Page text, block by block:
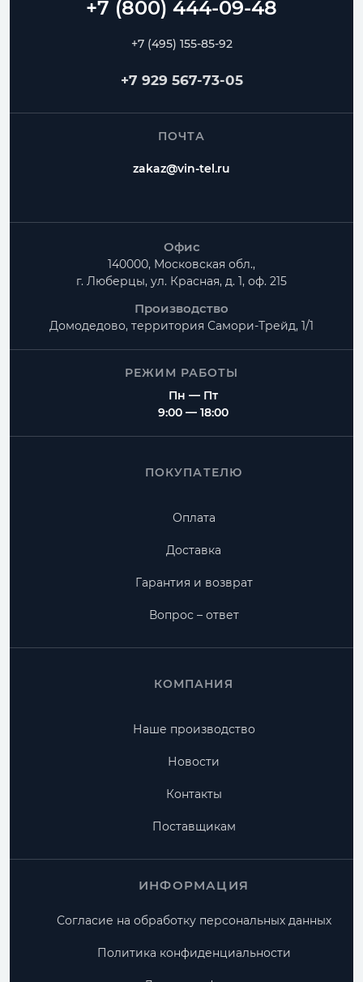
+7 (495) 155-85-92
+7 929 567-73-05
ПОЧТА
zakaz@vin-tel.ru
Офис
140000, Московская обл.,
г. Люберцы, ул. Красная, д. 1, оф. 215
Производство
Домодедово, территория Самори-Трейд, 1/1
РЕЖИМ РАБОТЫ
Пн — Пт
9:00 — 18:00
ПОКУПАТЕЛЮ
Оплата
Доставка
Гарантия и возврат
Вопрос – ответ
КОМПАНИЯ
Наше производство
Новости
Контакты
Поставщикам
ИНФОРМАЦИЯ
Согласие на обработку персональных данных
Политика конфиденциальности